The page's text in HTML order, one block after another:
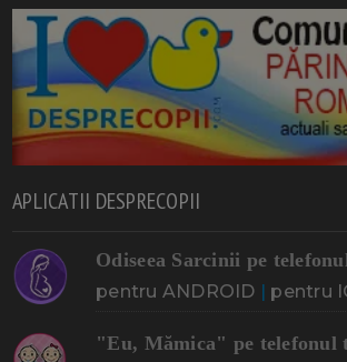
APLICATII DESPRECOPII
Odiseea Sarcinii pe
pentru ANDROID pentru
"Eu, Mămica" pe telefonul